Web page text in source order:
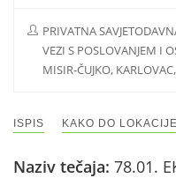
PRIVATNA
VEZI S POSLOVANJEM I
MISIR-ČUJKO,
ISPIS KAKO DO LOKACIJE
Naziv tečaja: 78.01.